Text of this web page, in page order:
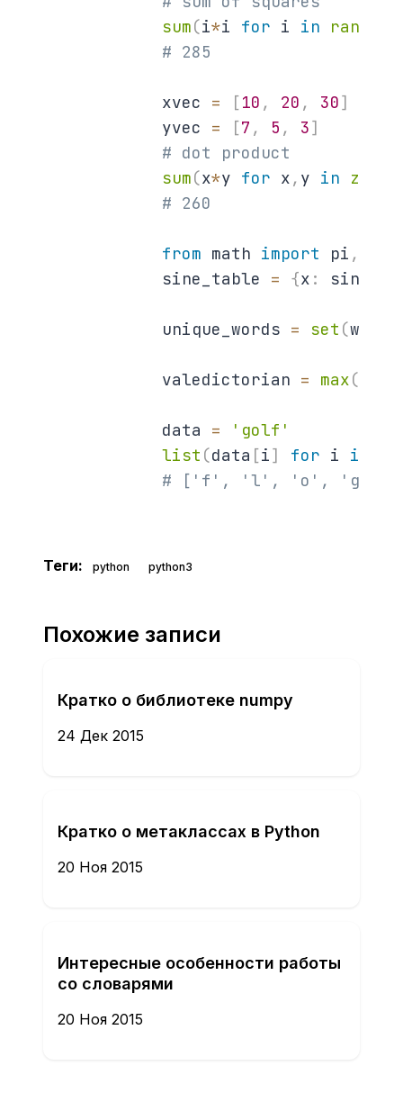
sum(i*i for i in range
# 285
            xvec
= [10 , 20 , 30]
            yvec
= [7 , 5 , 3]
# dot product
sum(x*y for x , y in zip
# 260
from math import pi ,
            sine_table
= {x : sin
            unique_words
= set (
            valedictorian
= max(
            data
=
'golf'
list (data [i] for i in
# ['f', 'l', 'o', 'g']
Теги: python python3
Похожие записи
Кратко о библиотеке numpy
24 Дек 2015
Кратко о метаклассах в Python
20 Ноя 2015
Интересные особенности работы
со словарями
20 Ноя 2015